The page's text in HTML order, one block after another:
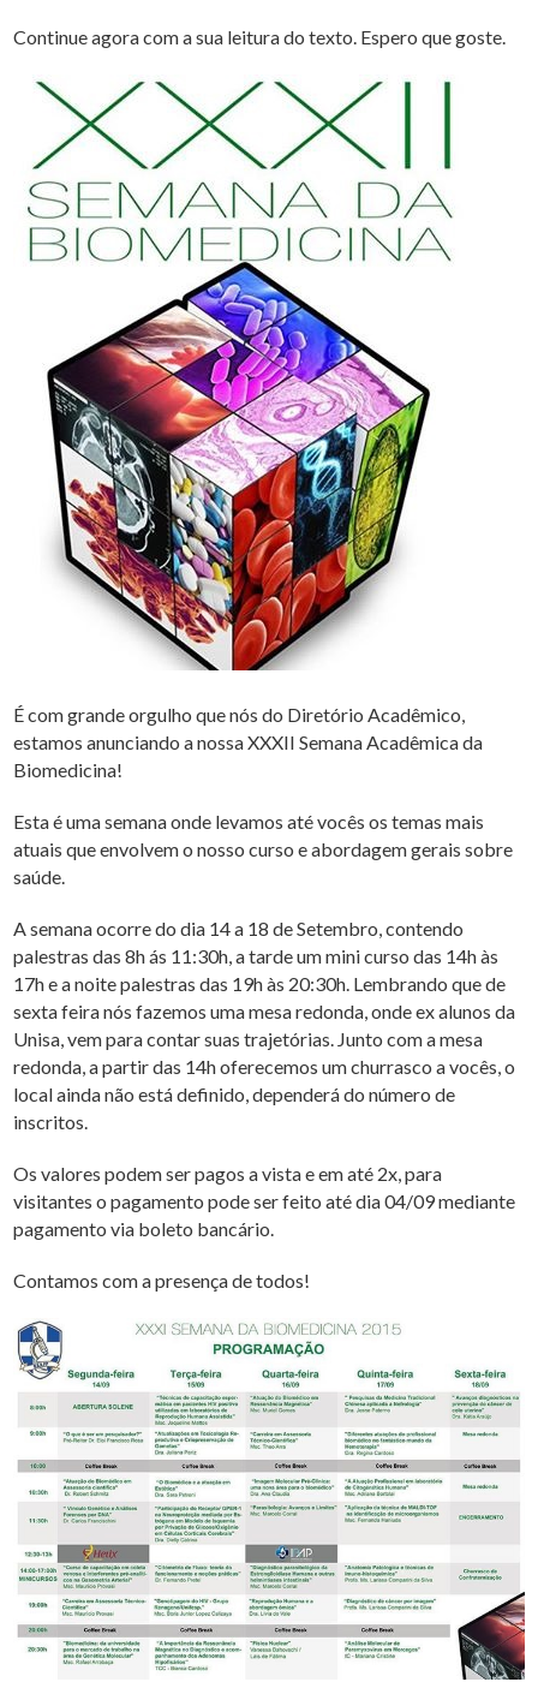
Continue agora com a sua leitura do texto. Espero que goste.
É com grande orgulho que nós do Diretório Acadêmico,
estamos anunciando a nossa XXXII Semana Acadêmica da
Biomedicina!
Esta é uma semana onde levamos até vocês os temas mais
atuais que envolvem o nosso curso e abordagem gerais sobre
saúde.
A semana ocorre do dia 14 a 18 de Setembro, contendo
palestras das 8h ás 11:30h, a tarde um mini curso das 14h às
17h e a noite palestras das 19h às 20:30h. Lembrando que de
sexta feira nós fazemos uma mesa redonda, onde ex alunos da
Unisa, vem para contar suas trajetórias. Junto com a mesa
redonda, a partir das 14h oferecemos um churrasco a vocês, o
local ainda não está definido, dependerá do número de
inscritos.
Os valores podem ser pagos a vista e em até 2x, para
visitantes o pagamento pode ser feito até dia 04/09 mediante
pagamento via boleto bancário.
Contamos com a presença de todos!